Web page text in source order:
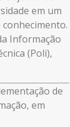
em um
Informação
(Poli),
de
em